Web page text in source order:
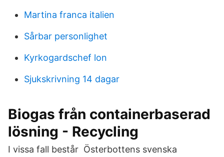
Martina franca italien
Sårbar personlighet
Kyrkogardschef lon
Sjukskrivning 14 dagar
Biogas från containerbaserad
lösning - Recycling
I vissa fall består Österbottens svenska